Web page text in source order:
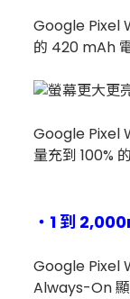
Google Pixel
的 420 mAh
Google Pixel
量充到 100%
・1 到
Google Pixel
Always-On 顯